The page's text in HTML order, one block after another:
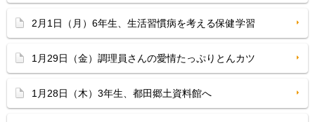
2月1日（月）6年生、生活習慣病を考える保健学習
1月29日（金）調理員さんの愛情たっぷりとんカツ
1月28日（木）3年生、都田郷土資料館へ